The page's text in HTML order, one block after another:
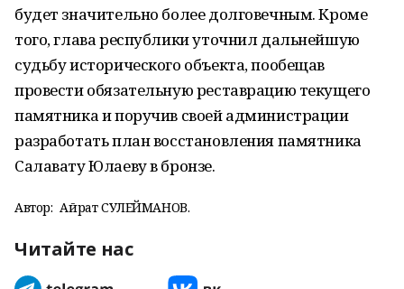
будет значительно более долговечным. Кроме
того, глава республики уточнил дальнейшую
судьбу исторического объекта, пообещав
провести обязательную реставрацию текущего
памятника и поручив своей администрации
разработать план восстановления памятника
Салавату Юлаеву в бронзе.
Автор: Айрат СУЛЕЙМАНОВ.
Читайте нас